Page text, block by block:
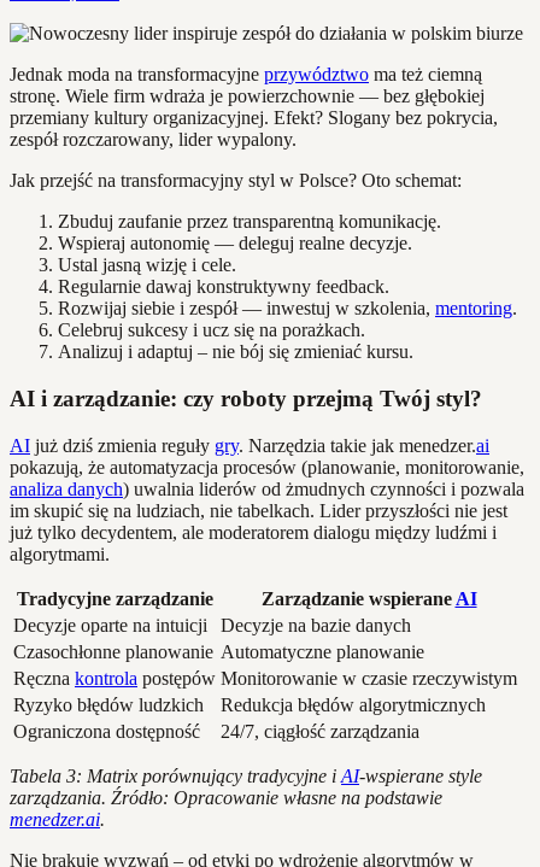
Jednak moda na transformacyjne przywództwo ma też ciemną
stronę. Wiele firm wdraża je powierzchownie — bez głębokiej
przemiany kultury organizacyjnej. Efekt? Slogany bez pokrycia,
zespół rozczarowany, lider wypalony.
Jak przejść na transformacyjny styl w Polsce? Oto schemat:
Zbuduj zaufanie przez transparentną komunikację.
Wspieraj autonomię — deleguj realne decyzje.
Ustal jasną wizję i cele.
Regularnie dawaj konstruktywny feedback.
Rozwijaj siebie i zespół — inwestuj w szkolenia, mentoring.
Celebruj sukcesy i ucz się na porażkach.
Analizuj i adaptuj – nie bój się zmieniać kursu.
AI i zarządzanie: czy roboty przejmą Twój styl?
AI już dziś zmienia reguły gry. Narzędzia takie jak menedzer.ai
pokazują, że automatyzacja procesów (planowanie, monitorowanie,
analiza danych) uwalnia liderów od żmudnych czynności i pozwala
im skupić się na ludziach, nie tabelkach. Lider przyszłości nie jest
już tylko decydentem, ale moderatorem dialogu między ludźmi i
algorytmami.
Tradycyjne zarządzanie Zarządzanie wspierane AI
Decyzje oparte na intuicji
Decyzje na bazie danych
Czasochłonne planowanie Automatyczne planowanie
Ręczna kontrola postępów Monitorowanie w czasie rzeczywistym
Ryzyko błędów ludzkich
Redukcja błędów algorytmicznych
Ograniczona dostępność
24/7, ciągłość zarządzania
Tabela 3: Matrix porównujący tradycyjne i AI-wspierane style
zarządzania. Źródło: Opracowanie własne na podstawie
menedzer.ai.
Nie brakuje wyzwań – od etyki po wdrożenie algorytmów w